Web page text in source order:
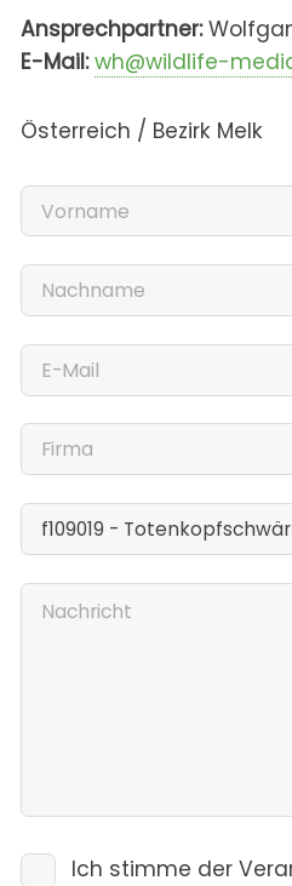
Ansprechpartner:
E-Mail: wh@wildlife-
Österreich / Bezirk Melk
Ich stimme der